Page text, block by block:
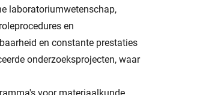
laboratoriumwetenschap,
en
en constante prestaties
onderzoeksprojecten, waar